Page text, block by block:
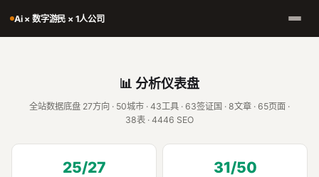
Ai × 数字游民 × 1人公司
📊 分析仪表盘
全站数据底盘 27方向 · 50城市 · 43工具 · 63签证国 · 8文章 · 65页面 ·
38表 · 4446 SEO
25/27 31/50